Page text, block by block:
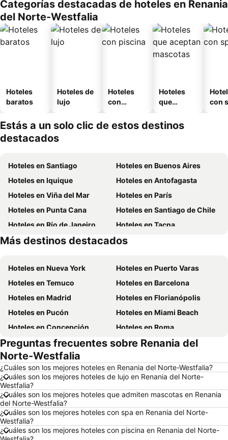
Categorías destacadas de hoteles en Renania
del Norte-Westfalia
Hoteles
baratos
Hoteles de
lujo
Hoteles
con
Hoteles
que
mascotas
con
Estás a un solo clic de estos destinos
destacados
Hoteles en Santiago
Hoteles en Buenos Aires
Hoteles en Iquique
Hoteles en Antofagasta
Hoteles en Viña del Mar
Hoteles en París
Hoteles en Punta Cana
Hoteles en Santiago de Chile
Hoteles en Río de Janeiro
Hoteles en Tacna
Hoteles en Aruba
Hoteles en Brasil
Más destinos destacados
Hoteles en Nueva York
Hoteles en Puerto Varas
Hoteles en Temuco
Hoteles en Barcelona
Hoteles en Madrid
Hoteles en Florianópolis
Hoteles en Pucón
Hoteles en Miami Beach
Hoteles en Concepción
Hoteles en Roma
Hoteles en La Serena
Hoteles en Puerto Montt
Hoteles en Lima
Hoteles en San Andrés
Hoteles en Búzios
Hoteles en Chillán
Hoteles en Curazao
Hoteles en Región Metropolitana de Santiago
Hoteles en Chiloé
Hoteles en Isla de Pascua
Hoteles en Asunción
Preguntas frecuentes sobre Renania del
Norte-Westfalia
¿Cuáles son los mejores hoteles en Renania del Norte-Westfalia?
¿Cuáles son los mejores hoteles de lujo en Renania del Norte-
Westfalia?
¿Cuáles son los mejores hoteles que admiten mascotas en Renania
del Norte-Westfalia?
¿Cuáles son los mejores hoteles con spa en Renania del Norte-
Westfalia?
¿Cuáles son los mejores hoteles con piscina en Renania del Norte-